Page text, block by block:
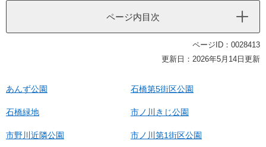
ページ内目次
ページID：0028413
更新日：2026年5月14日更新
あんず公園 石橋第5街区公園
石橋緑地 市ノ川きじ公園
市野川近隣公園 市ノ川第1街区公園